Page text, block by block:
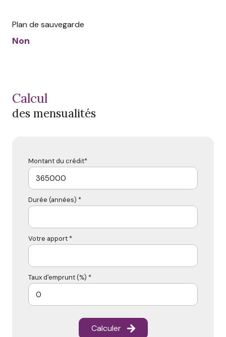
Plan de sauvegarde
Non
calcul
des mensualités
Montant du crédit*
Durée (années) *
Votre apport *
Taux d'emprunt (%) *
Calculer